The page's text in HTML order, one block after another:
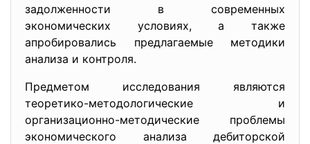
задолженности в современных
экономических условиях, а также
апробировались предлагаемые методики
анализа и контроля.
Предметом исследования являются
теоретико-методологические и
организационно-методические проблемы
экономического анализа дебиторской